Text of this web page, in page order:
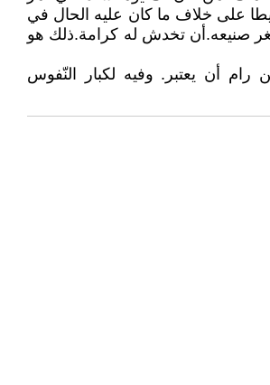
على خلاف ما كان عليه الحال في
صنيعه.أن تخدش له كرامة.ذلك هو
رام أن يعتبر. وفيه لكبار النّفوس